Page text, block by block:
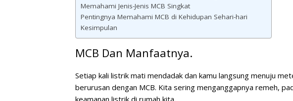
Memahami Jenis-Jenis MCB Singkat
Pentingnya Memahami MCB di Kehidupan Sehari-hari
Kesimpulan
MCB Dan Manfaatnya.
Setiap kali listrik mati mendadak dan kamu langsung menuju
berurusan dengan MCB. Kita sering menganggapnya remeh,
keamanan listrik di rumah kita.